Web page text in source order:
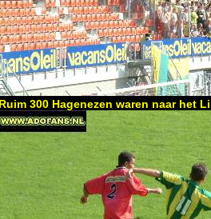
Ruim 300 Hagenezen waren naar het